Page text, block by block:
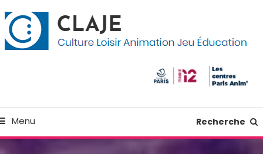
Menu Recherche